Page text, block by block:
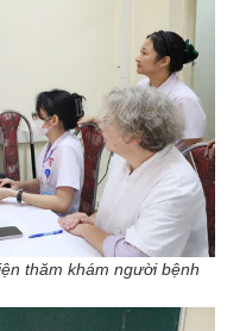
thăm khám người bệnh